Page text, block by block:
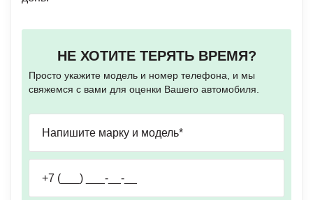
НЕ ХОТИТЕ ТЕРЯТЬ ВРЕМЯ?
Просто укажите модель и номер телефона, и мы
свяжемся с вами для оценки Вашего автомобиля.